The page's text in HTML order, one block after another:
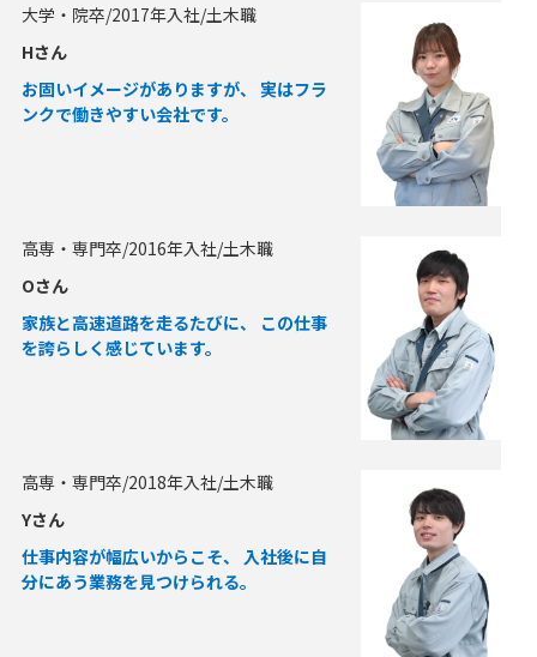
大学・院卒/2017年入社/土木職
Hさん
お固いイメージがありますが、 実はフラ
ンクで働きやすい会社です。
高専・専門卒/2016年入社/土木職
Oさん
家族と高速道路を走るたびに、 この仕事
を誇らしく感じています。
高専・専門卒/2018年入社/土木職
Yさん
仕事内容が幅広いからこそ、 入社後に自
分にあう業務を見つけられる。